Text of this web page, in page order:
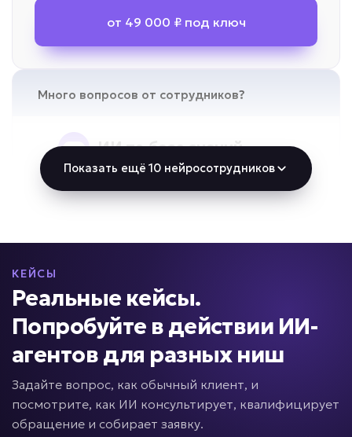
от 49 000 ₽ под ключ
Много вопросов от сотрудников?
ИИ по базе знаний
Задача: Поиск информации по
документам
Срок реализации
от 49 000 ₽ под ключ
Нет контроля менеджеров?
Показать ещё 10 нейросотрудников
КЕЙСЫ
Реальные кейсы.
Попробуйте в действии ИИ-
агентов для разных ниш
Задайте вопрос, как обычный клиент, и
посмотрите, как ИИ консультирует, квалифицирует
обращение и собирает заявку.